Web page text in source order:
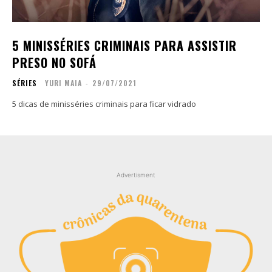
Zine
Autores
Sobre
Contato
Zine
Autores
Sobre
Contato
5 MINISSÉRIES CRIMINAIS PARA ASSISTIR
PRESO NO SOFÁ
SÉRIES YURI MAIA - 29/07/2021
5 dicas de minisséries criminais para ficar vidrado
Advertisment